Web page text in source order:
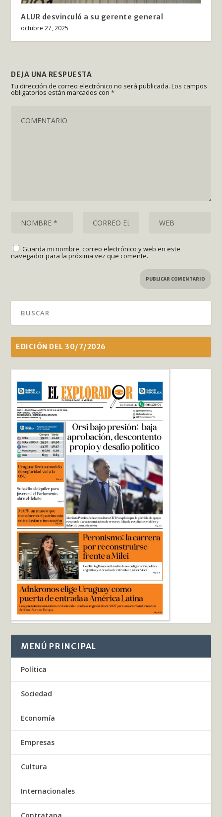
ALUR desvinculó a su gerente general
octubre 27, 2025
DEJA UNA RESPUESTA
Tu dirección de correo electrónico no será publicada. Los campos
obligatorios están marcados con*
Guarda mi nombre, correo electrónico y web en este
navegador para la próxima vez que comente.
EDICIÓN DEL 30/7/2026
MENÚ PRINCIPAL
Política
Sociedad
Economía
Empresas
Cultura
Internacionales
Contratapa